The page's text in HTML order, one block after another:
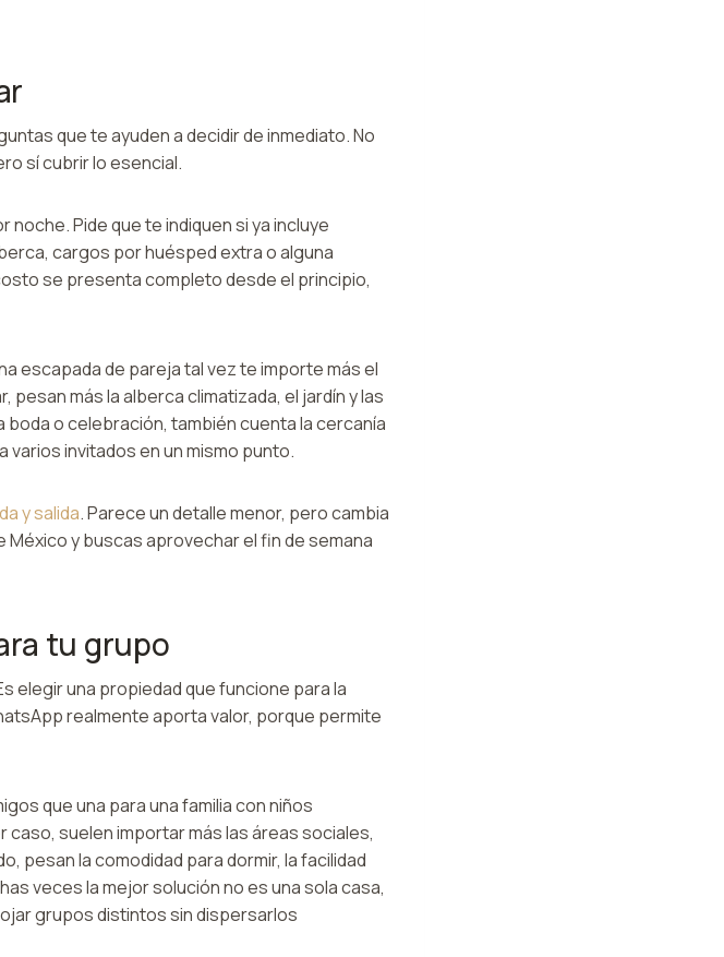
que te ayuden a decidir de inmediato. No
sí cubrir lo esencial.
noche. Pide que te indiquen si ya incluye
cargos por huésped extra o alguna
se presenta completo desde el principio,
escapada de pareja tal vez te importe más el
pesan más la alberca climatizada, el jardín y las
boda o celebración, también cuenta la cercanía
varios invitados en un mismo punto.
y salida. Parece un detalle menor, pero cambia
México y buscas aprovechar el fin de semana
tu grupo
elegir una propiedad que funcione para la
realmente aporta valor, porque permite
que una para una familia con niños
caso, suelen importar más las áreas sociales,
pesan la comodidad para dormir, la facilidad
veces la mejor solución no es una sola casa,
grupos distintos sin dispersarlos